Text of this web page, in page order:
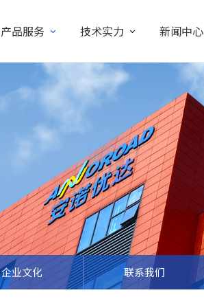
产品服务 技术实力 新闻中心
企业文化 联系我们